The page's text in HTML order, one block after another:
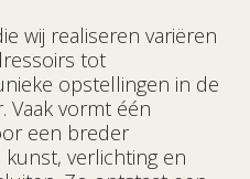
wij realiseren variëren
tot
opstellingen in de
Vaak vormt één
een breder
kunst, verlichting en